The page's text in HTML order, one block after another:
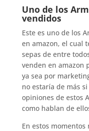
Uno de los
vendidos
Este es uno de los
en amazon, el cual
sepas de entre
venden en amazon
ya sea por
no estaría de más
opiniones de estos
como hablan de
En estos